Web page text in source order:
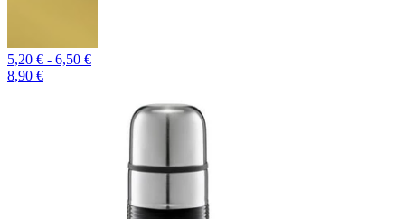
5,20 € - 6,50 €
8,90 €